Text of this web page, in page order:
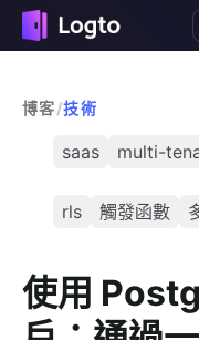
博客/技術
saas multi-
rls 觸發函數
使用